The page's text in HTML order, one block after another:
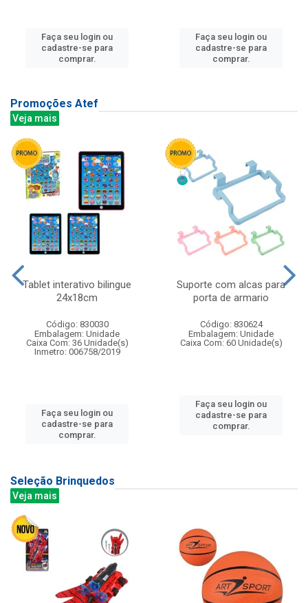
Faça seu login ou
cadastre-se para
comprar.
Faça seu login ou
cadastre-se para
comprar.
Promoções Atef
Veja mais
Tablet interativo bilingue
24x18cm
Código: 830030
Embalagem: Unidade
Caixa Com: 36 Unidade(s)
Inmetro: 006758/2019
Faça seu login ou
cadastre-se para
comprar.
Suporte com alcas para
porta de armario
Código: 830624
Embalagem: Unidade
Caixa Com: 60 Unidade(s)
Faça seu login ou
cadastre-se para
comprar.
Seleção Brinquedos
Veja mais